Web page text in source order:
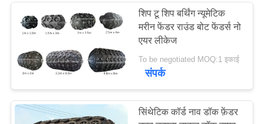
शिप टू शिप बर्थिंग न्यूमेटिक
मरीन फेंडर राउंड बोट फेंडर्स नो
एयर लीकेज
To be negotiated MOQ:1 इकाई
संपर्क
सिंथेटिक कॉर्ड नाव डॉक फ़ेंडर